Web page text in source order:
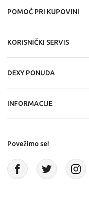
POMOĆ PRI KUPOVINI
KORISNIČKI SERVIS
DEXY PONUDA
INFORMACIJE
Povežimo se!